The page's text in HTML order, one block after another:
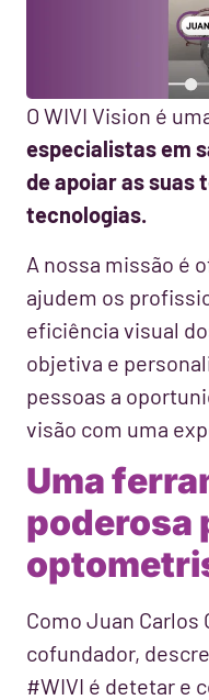
O WIVI Vision é
especialistas em
de apoiar as suas
tecnologias.
A nossa missão é
ajudem os
eficiência visual
objetiva e
pessoas a
visão com uma
Uma
poderosa
Como Juan Carlos
cofundador,
#WIVI é detetar e